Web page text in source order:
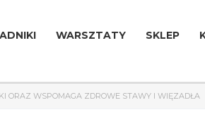
WARSZTATY SKLEP
ORAZ WSPOMAGA ZDROWE STAWY I WIĘZADŁA